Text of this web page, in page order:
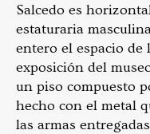
Salcedo es
estaturaria
entero el espacio de
exposición del
un piso compuesto
hecho con el metal
las armas